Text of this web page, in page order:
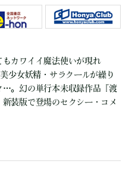
カワイイ魔法使いが現れ
少女妖精・サラクールが繰り
…。幻の単行本未収録作品『渡
装版で登場のセクシー・コメ